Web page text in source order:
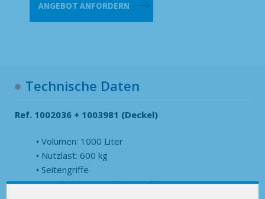
1000 l
ANGEBOT ANFORDERN
Technische Daten
Ref. 1002036 + 1003981 (Deckel)
Volumen: 1000 Liter
Nutzlast: 600 kg
Seitengriffe
Kippfunktion: seitliche Greifer